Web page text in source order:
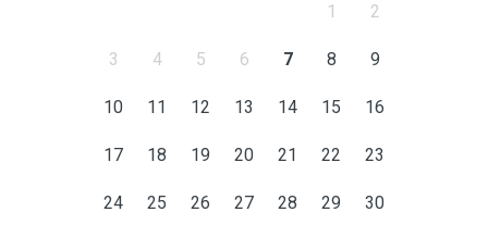
1 2
3 4 5 6 7 8 9
10 11 12 13 14 15 16
17 18 19 20 21 22 23
24 25 26 27 28 29 30